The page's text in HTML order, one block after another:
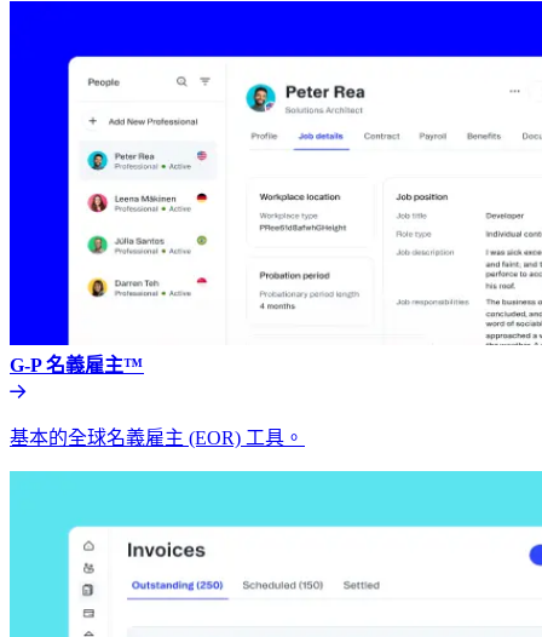
G-P 名義雇主™​​
基本的全球名義雇主 (EOR) 工具。​​